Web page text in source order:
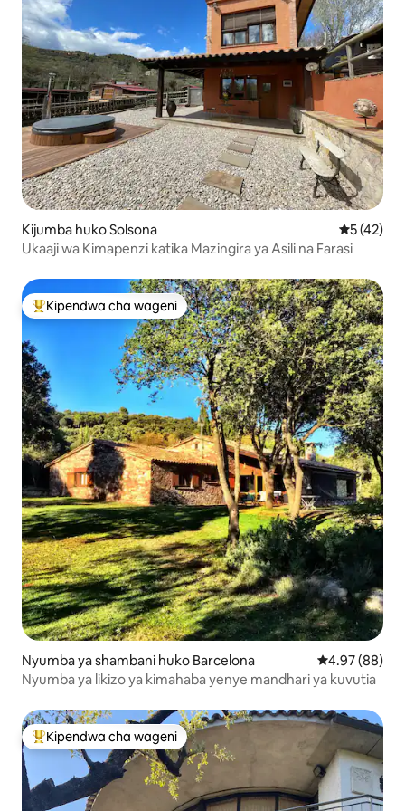
Kijumba huko Solsona Ukadiriaji
5 (42)
Ukaaji wa Kimapenzi katika Mazingira ya Asili na Farasi
Kipendwa maarufu cha wageni
Kipendwa cha wageni
Nyumba ya shambani huko Barcelona Ukadiriaji wa
4.97 (88)
Nyumba ya likizo ya kimahaba yenye mandhari ya kuvutia
Kipendwa maarufu cha wageni
Kipendwa cha wageni